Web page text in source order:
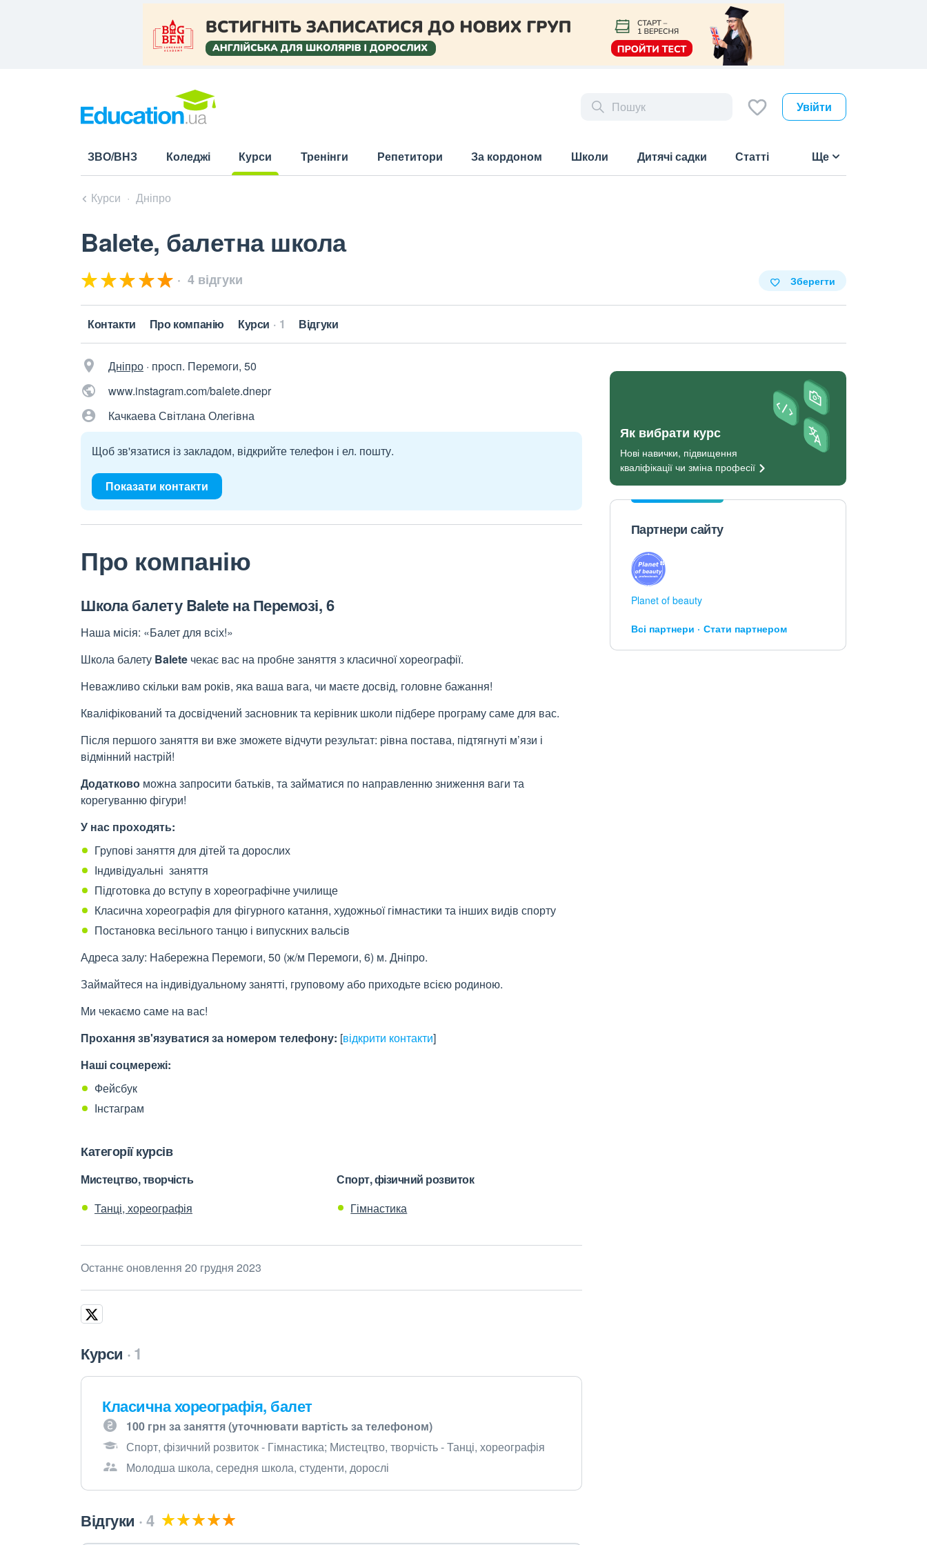
Увійти
ЗВО/ВНЗ Коледжі
Курси
Тренінги Репетитори За кордоном Школи Дитячі садки Статті Ще
Курси Дніпро
Balete, балетна школа
4 відгуки Зберегти
Контакти Про компанію Курси 1 Відгуки
Дніпро · просп. Перемоги, 50
www.instagram.com/balete.dnepr
Качкаева Світлана Олегівна
Щоб зв'язатися із закладом, відкрийте телефон і ел. пошту.
Показати контакти
Про компанію
Школа балетуBaleteна Перемозі, 6
Наша місія: «Балет для всіх!»
Школа балету Balete чекає вас на пробне заняття з класичної хореографії.
Неважливо скільки вам років, яка ваша вага, чи маєте досвід, головне бажання!
Кваліфікований та досвідчений засновник та керівник школи підбере програму саме для вас.
Після першого заняття ви вже зможете відчути результат: рівна постава, підтягнуті м’язи і
відмінний настрій!
Додатково можна запросити батьків, та займатися по направленню зниження ваги та
корегуванню фігури!
У нас проходять:
Групові заняття для дітей та дорослих
Індивідуальні заняття
Підготовка до вступу в хореографічне училище
Класична хореографія для фігурного катання, художньої гімнастики та інших видів спорту
Постановка весільного танцю і випускних вальсів
Адреса залу: Набережна Перемоги, 50 (ж/м Перемоги, 6) м. Дніпро.
Займайтеся на індивідуальному занятті, груповому або приходьте всією родиною.
Ми чекаємо саме на вас!
Прохання зв'язуватися за номером телефону: [відкрити контакти]
Наші соцмережі:
Фейсбук
Інстаграм
Категорії курсів
Мистецтво, творчість
Танці, хореографія
Спорт, фізичний розвиток
Гімнастика
Останнє оновлення 20 грудня 2023
Курси 1
Класична хореографія, балет
100 грн за заняття (уточнювати вартість за телефоном)
Спорт, фізичний розвиток - Гімнастика; Мистецтво, творчість - Танці, хореографія
Молодша школа, середня школа, студенти, дорослі
Відгуки 4
Як вибрати курс
Нові навички, підвищення
кваліфікації чи зміна професії
Партнери сайту
Planet of beauty
Всі партнери Стати партнером